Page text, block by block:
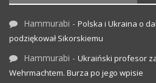
Hammurabi - Polska i Ukraina o
podziękował Sikorskiemu
Hammurabi - Ukraiński profesor
Wehrmachtem. Burza po jego wpisie